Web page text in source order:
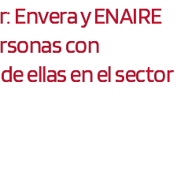
Envera y ENAIRE
con
ellas en el sector